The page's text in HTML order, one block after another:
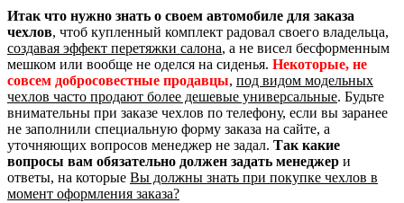
Итак что нужно знать о своем автомобиле для заказа
чехлов, чтоб купленный комплект радовал своего владельца,
создавая эффект перетяжки салона, а не висел бесформенным
мешком или вообще не оделся на сиденья. Некоторые, не
совсем добросовестные продавцы, под видом модельных
чехлов часто продают более дешевые универсальные. Будьте
внимательны при заказе чехлов по телефону, если вы заранее
не заполнили специальную форму заказа на сайте, а
уточняющих вопросов менеджер не задал. Так какие
вопросы вам обязательно должен задать менеджер и
ответы, на которые Вы должны знать при покупке чехлов в
момент оформления заказа?